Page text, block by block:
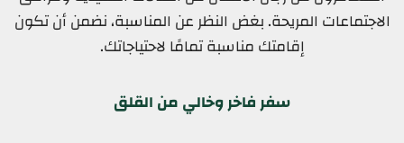
الاجتماعات المريحة. بغض النظر عن المناسبة، نضمن أن تكون
إقامتك مناسبة تمامًا لاحتياجاتك.
سفر فاخر وخالي من القلق